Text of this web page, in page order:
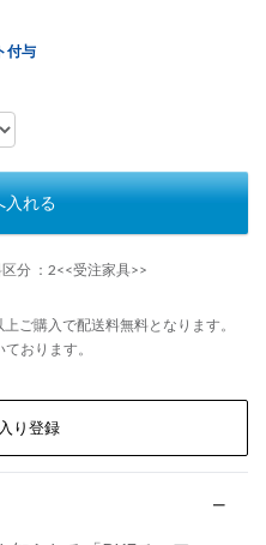
付与
入れる
分 ：2<<受注家具>>
ご購入で配送料無料となります。
おります。
り登録